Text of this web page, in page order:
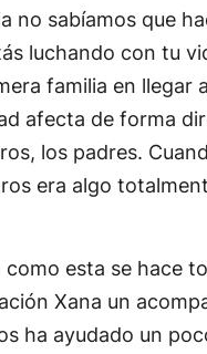
no sabíamos que
luchando con tu
familia en
afecta de forma
los padres.
era algo
esta se hace
Xana un
ha ayudado un